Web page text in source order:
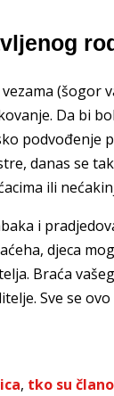
(šogor
Da bi
podvođenje
danas se
ili
i
djeca
Braća
Sve se
, tko su